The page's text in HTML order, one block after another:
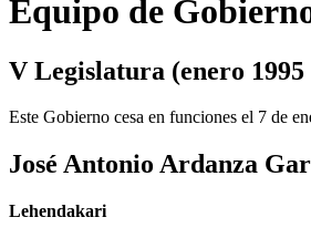
Equipo de
V Legislatura (enero 1995
Este Gobierno cesa en funciones el 7 de
José Antonio Ardanza
Lehendakari